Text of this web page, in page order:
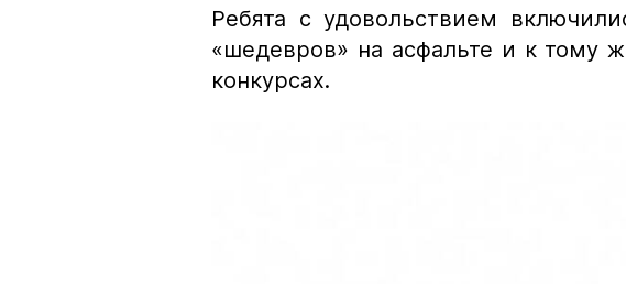
Ребята с удовольствием
«шедевров» на асфальте и к тому
конкурсах.